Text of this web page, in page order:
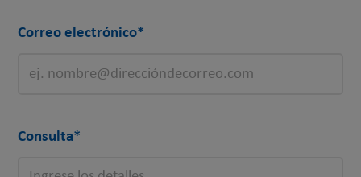
Correo electrónico*
Consulta*